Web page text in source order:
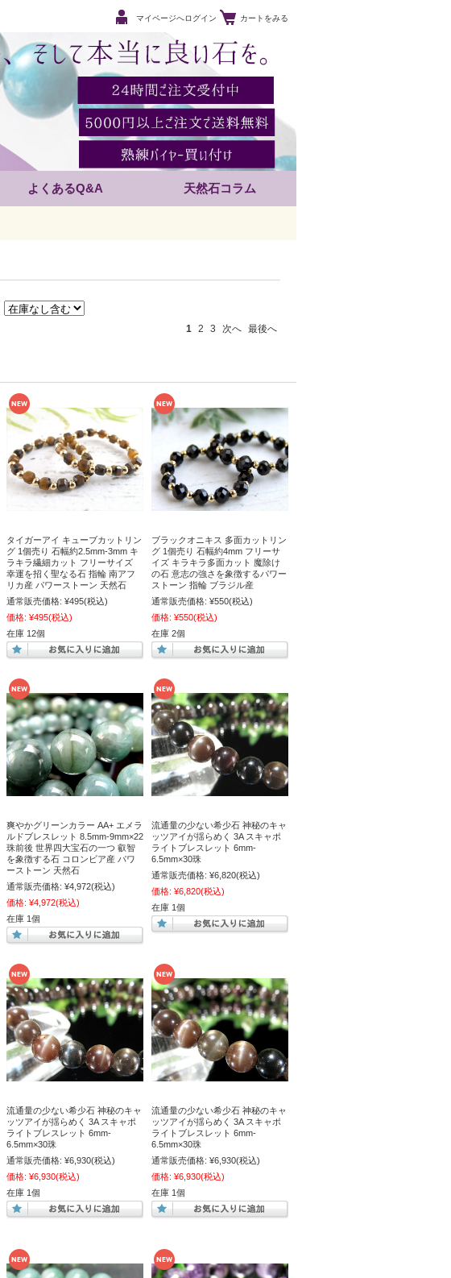
マイページへログイン カートをみる
よくあるQ&A 天然石コラム
1 2 3 次へ 最後へ
タイガーアイ キューブカットリン
グ 1個売り 石幅約2.5mm-3mm キ
ラキラ繊細カット フリーサイズ
幸運を招く聖なる石 指輪 南アフ
リカ産 パワーストーン 天然石
通常販売価格: ¥495(税込)
価格: ¥495(税込)
在庫 12個
ブラックオニキス 多面カットリン
グ 1個売り 石幅約4mm フリーサ
イズ キラキラ多面カット 魔除け
の石 意志の強さを象徴するパワー
ストーン 指輪 ブラジル産
通常販売価格: ¥550(税込)
価格: ¥550(税込)
在庫 2個
爽やかグリーンカラー AA+ エメラ
ルドブレスレット 8.5mm-9mm×22
珠前後 世界四大宝石の一つ 叡智
を象徴する石 コロンビア産 パワ
ーストーン 天然石
通常販売価格: ¥4,972(税込)
価格: ¥4,972(税込)
在庫 1個
流通量の少ない希少石 神秘のキャ
ッツアイが揺らめく 3A スキャポ
ライトブレスレット 6mm-
6.5mm×30珠
通常販売価格: ¥6,820(税込)
価格: ¥6,820(税込)
在庫 1個
流通量の少ない希少石 神秘のキャ
ッツアイが揺らめく 3A スキャポ
ライトブレスレット 6mm-
6.5mm×30珠
通常販売価格: ¥6,930(税込)
価格: ¥6,930(税込)
在庫 1個
流通量の少ない希少石 神秘のキャ
ッツアイが揺らめく 3A スキャポ
ライトブレスレット 6mm-
6.5mm×30珠
通常販売価格: ¥6,930(税込)
価格: ¥6,930(税込)
在庫 1個